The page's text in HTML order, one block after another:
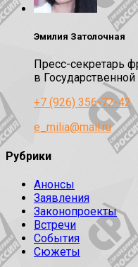
Эмилия Затолочная
Пресс-секретарь
в
+7 (926) 356-72-42
e_milia@mail.ru
Рубрики
Анонсы
Заявления
Законопроекты
Встречи
События
Сюжеты